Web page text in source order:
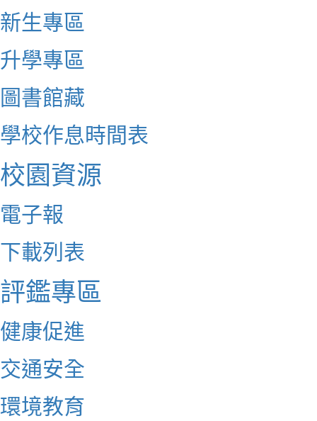
新生專區
升學專區
圖書館藏
學校作息時間表
校園資源
電子報
下載列表
評鑑專區
健康促進
交通安全
環境教育